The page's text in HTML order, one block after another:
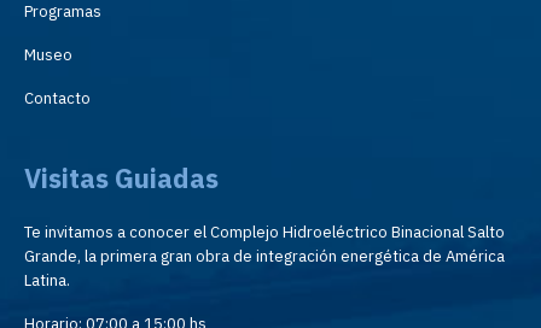
Programas
Museo
Contacto
Visitas Guiadas
Te invitamos a conocer el Complejo Hidroeléctrico Binacional Salto
Grande, la primera gran obra de integración energética de América
Latina.